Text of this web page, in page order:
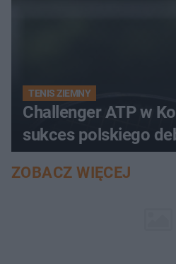
TENIS ZIEMNY
Challenger ATP w
sukces polskiego
ZOBACZ WIĘCEJ